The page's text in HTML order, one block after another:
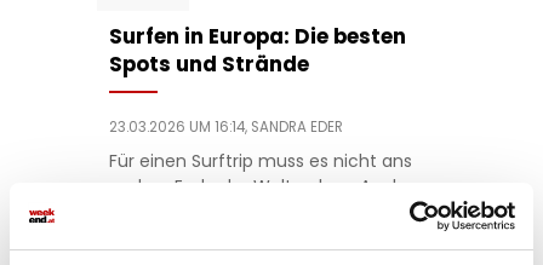
Surfen in Europa: Die besten
Spots und Strände
23.03.2026 UM 16:14, SANDRA EDER
Für einen Surftrip muss es nicht ans
andere Ende der Welt gehen. Auch
zwischen Atlantik, Nordsee und Afrika